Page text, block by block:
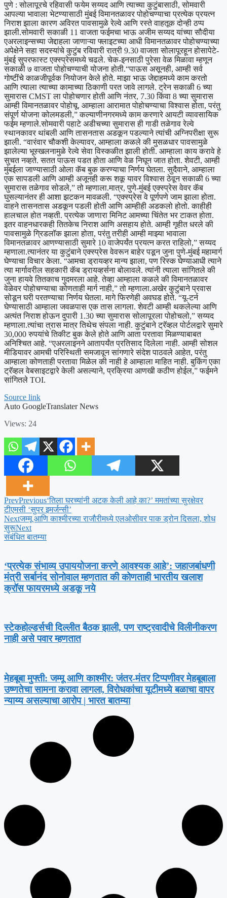
पुणे :सोलापूरचे रहिवासी फयेम सय्यद आणि त्याच्या कुटुंबासाठी, सोमवारी
आपल्या भावाला भेटण्यासाठी मुंबई विमानतळावर पोहोचण्याचा प्रत्येक प्रयत्न
निराश झाला कारण अविरत पावसामुळे रेल्वे आणि रस्ते वाहतूक दोन्ही ठप्प
झाली.सोमवारी सकाळी 11 वाजता फईमचा भाऊ अजीम सय्यद यांच्या सौदीया
एअरलाइन्सच्या जेद्दाहला जाणाऱ्या फ्लाइटच्या आधी विमानतळावर पोहोचण्याच्या
अपेक्षेने सहा सदस्यांचे कुटुंब रविवारी रात्री 9.30 वाजता सोलापूरहून होसापेटे-
मुंबई सुपरफास्ट एक्स्प्रेसमध्ये चढले. चेक-इनसाठी पुरेसा वेळ मिळावा म्हणून
सकाळी ७ वाजता पोहोचण्याची योजना होती.“पाऊस असूनही, आम्ही सर्व
गोष्टींचे काळजीपूर्वक नियोजन केले होते. माझा भाऊ जेद्दाहमध्ये काम करतो
आणि त्याला त्याच्या कामाच्या ठिकाणी परत जावे लागले. ट्रेन सकाळी 6 च्या
सुमारास CMST ला पोहोचणार होती आणि नंतर, 7.30 किंवा 8 च्या सुमारास
आम्ही विमानतळावर पोहोचू. आम्हाला आरामात पोहोचण्याचा विश्वास होता, परंतु
संपूर्ण योजना कोलमडली,” कल्याणीनगरमध्ये काम करणारे आयटी व्यावसायिक
फईम म्हणाले.सोमवारी पहाटे अडीचच्या सुमारास ही गाडी तळेगाव रेल्वे
स्थानकावर थांबली आणि तासनतास अडकून पडल्याने त्यांची अग्निपरीक्षा सुरू
झाली. “वारंवार चौकशी केल्यावर, आम्हाला कळले की मुसळधार पावसामुळे
झालेल्या भूस्खलनामुळे रेल्वे सेवा विस्कळीत झाली होती. आम्हाला काय करावे हे
सुचत नव्हते. सतत पाऊस पडत होता आणि वेळ निघून जात होता. शेवटी, आम्ही
मुंबईला जाण्यासाठी ओला कॅब बुक करण्याचा निर्णय घेतला. सुदैवाने, आम्हाला
एक सापडली आणि आम्ही अजूनही करू शकू यावर विश्वास ठेवून सकाळी 6 च्या
सुमारास तळेगाव सोडले,” तो म्हणाला.मात्र, पुणे-मुंबई एक्स्प्रेस वेवर कॅब
घुसल्यानंतर ही आशा झटकन मावळली. “एक्स्प्रेस वे पूर्णपणे जाम झाला होता.
वाहने तासनतास अडकून पडली होती आणि आम्हीही अडकलो होतो. काहीही
हालचाल होत नव्हती. प्रत्येक जाणारा मिनिट आमच्या चिंतेत भर टाकत होता.
इतर वाहनधारकही तितकेच निराश आणि असहाय होते. आम्ही गृहीत धरले की
पावसामुळे ग्रिडलॉक झाला होता, परंतु तरीही आम्ही माझ्या भावाला
विमानतळावर आणण्यासाठी सुमारे 10 वाजेपर्यंत प्रयत्न करत राहिलो,” सय्यद
म्हणाला.त्यानंतर या कुटुंबाने एक्स्प्रेस वेवरून बाहेर पडून जुना पुणे-मुंबई महामार्ग
घेण्याचा विचार केला. “आमचा ड्रायव्हर मान्य झाला, पण रिस्क घेण्याआधी त्याने
त्या मार्गावरील सहकारी कॅब ड्रायव्हर्सना बोलावले. त्यांनी त्याला सांगितले की
जुना हायवे तितकाच गुदमरला आहे. तेव्हा आम्हाला कळले की विमानतळावर
वेळेवर पोहोचण्याचा कोणताही मार्ग नाही,” तो म्हणाला.अखेर कुटुंबाने प्रवास
सोडून घरी परतण्याचा निर्णय घेतला. मागे फिरणेही अवघड होते. “यू-टर्न
घेण्यासाठी आम्हाला जवळपास एक तास लागला. शेवटी आम्ही थकलेल्या आणि
अत्यंत निराश होऊन दुपारी 1.30 च्या सुमारास सोलापूरला पोहोचलो,” सय्यद
म्हणाला.त्यांचा त्रास मात्र तिथेच संपला नाही. कुटुंबाने ट्रॅव्हल पोर्टलद्वारे सुमारे
30,000 रुपयांचे तिकीट बुक केले होते आणि आता परतावा मिळण्याबाबत
अनिश्चित आहे. “एअरलाइनने आतापर्यंत प्रतिसाद दिलेला नाही. आम्ही सोशल
मीडियावर आमची परिस्थिती समजावून सांगणारे संदेश पाठवले आहेत, परंतु
आम्हाला कोणताही परतावा मिळेल की नाही हे आम्हाला माहित नाही. बुकिंग एका
ट्रॅव्हल वेबसाइटद्वारे केली असल्याने, प्रक्रिया आणखी कठीण होईल,” फईमने
सांगितले TOI.
Source link
Auto GoogleTranslater News
Views: 24
PrevPrevious‘तिला घरच्यांनी अटक केली आहे का?’ ममतांच्या सुरक्षेवर
टीएमसी ‘सुपर इमर्जन्सी’
Nextजम्मू आणि काश्मीरच्या राजौरीमध्ये एलओसीवर पाक ड्रोन दिसला, शोध
सुरूNext
संबंधित बातम्या
‘प्रत्येक संभाव्य उपाययोजना करणे आवश्यक आहे’: जहाजबांधणी
मंत्री सर्बानंद सोनोवाल म्हणतात की कोणताही भारतीय खलाश
क्रॉस फायरमध्ये अडकू नये
स्टेकहोल्डर्सची दिल्लीत बैठक झाली, पण राष्ट्रवादीचे विलीनीकरण
नाही असे पवार म्हणतात
मेहबूबा मुफ्ती: जम्मू आणि काश्मीर: जंतर-मंतर टिप्पणीवर मेहबूबाला
उष्णतेचा सामना करावा लागला, विरोधकांचा यूटीमध्ये बळाचा वापर
न्याय्य असल्याचा आरोप | भारत बातम्या